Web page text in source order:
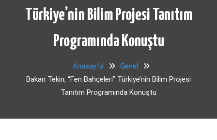
Türkiye’nin Bilim Projesi Tanıtım
Programında Konuştu
Anasayfa
Genel
Bakan Tekin, “Fen Bahçeleri” Türkiye’nin Bilim Projesi
Tanıtım Programında Konuştu